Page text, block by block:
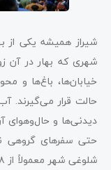
شیراز همیشه یکی از
شهری که بهار در آن
خیابان‌ها، باغ‌ها و
حالت قرار می‌گیرند.
دیدنی‌ها و حال‌وهوای
حتی سفرهای گروهی